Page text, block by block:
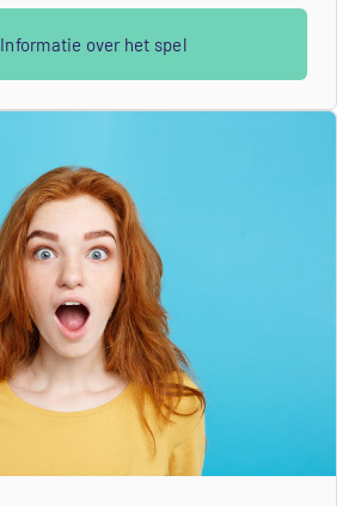
Informatie over het spel